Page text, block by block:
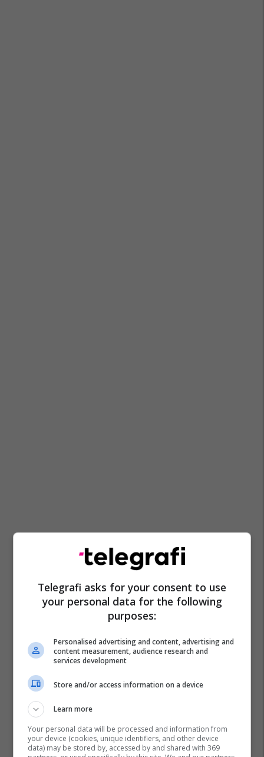
Telegrafi asks for your consent to use
your personal data for the following
purposes:
Personalised advertising and content, advertising and
content measurement, audience research and
services development
Store and/or access information on a device
Learn more
Your personal data will be processed and information from
your device (cookies, unique identifiers, and other device
data) may be stored by, accessed by and shared with 369